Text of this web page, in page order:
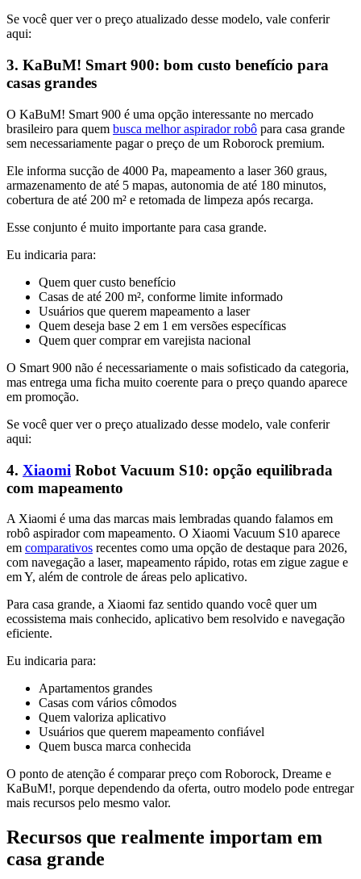
Se você quer ver o preço atualizado desse modelo, vale conferir
aqui:
3. KaBuM! Smart 900: bom custo benefício para
casas grandes
O KaBuM! Smart 900 é uma opção interessante no mercado
brasileiro para quem busca melhor aspirador robô para casa grande
sem necessariamente pagar o preço de um Roborock premium.
Ele informa sucção de 4000 Pa, mapeamento a laser 360 graus,
armazenamento de até 5 mapas, autonomia de até 180 minutos,
cobertura de até 200 m² e retomada de limpeza após recarga.
Esse conjunto é muito importante para casa grande.
Eu indicaria para:
Quem quer custo benefício
Casas de até 200 m², conforme limite informado
Usuários que querem mapeamento a laser
Quem deseja base 2 em 1 em versões específicas
Quem quer comprar em varejista nacional
O Smart 900 não é necessariamente o mais sofisticado da categoria,
mas entrega uma ficha muito coerente para o preço quando aparece
em promoção.
Se você quer ver o preço atualizado desse modelo, vale conferir
aqui:
4. Xiaomi Robot Vacuum S10: opção equilibrada
com mapeamento
A Xiaomi é uma das marcas mais lembradas quando falamos em
robô aspirador com mapeamento. O Xiaomi Vacuum S10 aparece
em comparativos recentes como uma opção de destaque para 2026,
com navegação a laser, mapeamento rápido, rotas em zigue zague e
em Y, além de controle de áreas pelo aplicativo.
Para casa grande, a Xiaomi faz sentido quando você quer um
ecossistema mais conhecido, aplicativo bem resolvido e navegação
eficiente.
Eu indicaria para:
Apartamentos grandes
Casas com vários cômodos
Quem valoriza aplicativo
Usuários que querem mapeamento confiável
Quem busca marca conhecida
O ponto de atenção é comparar preço com Roborock, Dreame e
KaBuM!, porque dependendo da oferta, outro modelo pode entregar
mais recursos pelo mesmo valor.
Recursos que realmente importam em
casa grande